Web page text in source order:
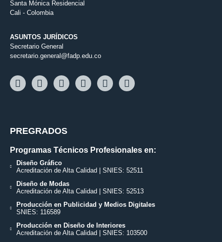
Santa Mónica Residencial
Cali - Colombia
ASUNTOS JURÍDICOS
Secretario General
secretario.general@fadp.edu.co
PREGRADOS
Programas Técnicos Profesionales en:
Diseño Gráfico
Acreditación de Alta Calidad | SNIES: 52511
Diseño de Modas
Acreditación de Alta Calidad | SNIES: 52513
Producción en Publicidad y Medios Digitales
SNIES: 116589
Producción en Diseño de Interiores
Acreditación de Alta Calidad | SNIES: 103500